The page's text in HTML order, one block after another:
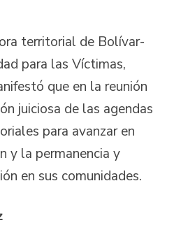
territorial de Bolívar-
para las Víctimas,
que en la reunión
juiciosa de las agendas
para avanzar en
y la permanencia y
en sus comunidades.